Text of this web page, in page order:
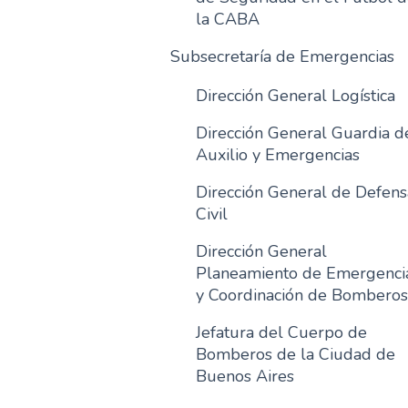
la CABA
Subsecretaría de Emergencias
Dirección General Logística
Dirección General Guardia
Auxilio y Emergencias
Dirección General de
Civil
Dirección General
Planeamiento de
y Coordinación de Bomberos
Jefatura del Cuerpo de
Bomberos de la Ciudad de
Buenos Aires